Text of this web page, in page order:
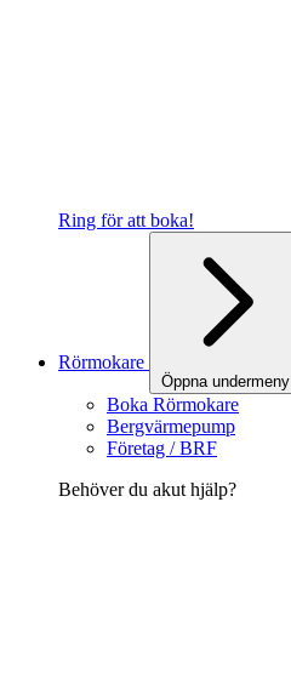
Ring för att boka!
Rörmokare
Öppna undermeny
Boka Rörmokare
Bergvärmepump
Företag / BRF
Behöver du akut hjälp?